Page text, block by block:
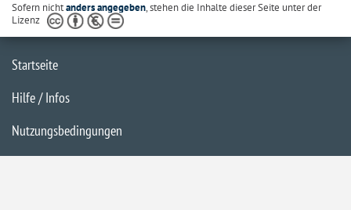
Sofern nichtanders angegeben, stehen die Inhalte dieser Seite unter der
Lizenz
Startseite
Hilfe / Infos
Nutzungsbedingungen